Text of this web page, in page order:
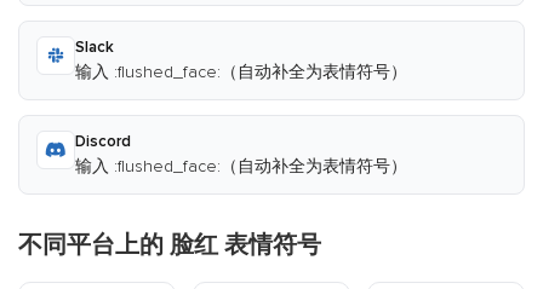
Slack
输入 :flushed_face:（自动补全为表情符号）
Discord
输入 :flushed_face:（自动补全为表情符号）
不同平台上的 脸红 表情符号